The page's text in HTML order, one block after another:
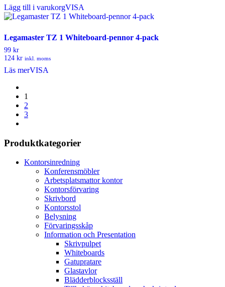
Lägg till i varukorgVISA
Legamaster TZ 1 Whiteboard-pennor 4-pack
99 kr
124 kr inkl. moms
Läs merVISA
1
2
3
Produktkategorier
Kontorsinredning
Konferensmöbler
Arbetsplatsmattor kontor
Kontorsförvaring
Skrivbord
Kontorsstol
Belysning
Förvaringsskåp
Information och Presentation
Skrivpulpet
Whiteboards
Gatupratare
Glastavlor
Blädderblocksställ